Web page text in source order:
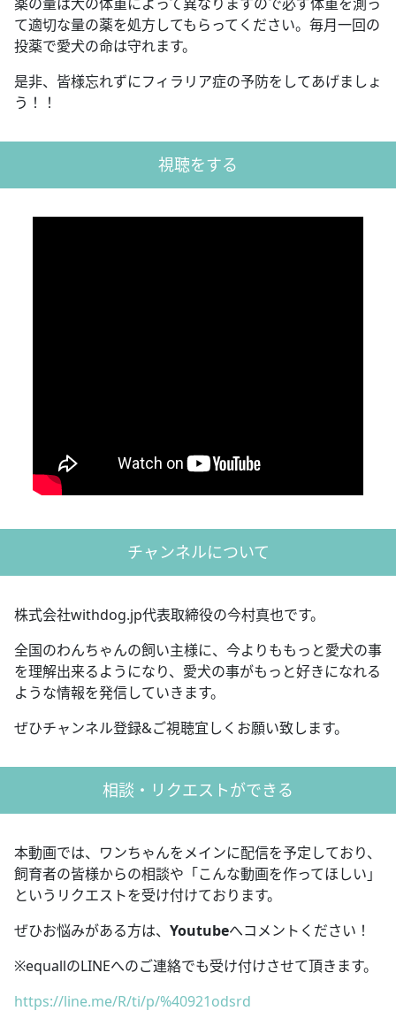
て適切な量の薬を処方してもらってください。毎月一回の
投薬で愛犬の命は守れます。
是非、皆様忘れずにフィラリア症の予防をしてあげましょ
う！！
視聴をする
チャンネルについて
株式会社withdog.jp代表取締役の今村真也です。
全国のわんちゃんの飼い主様に、今よりももっと愛犬の事
を理解出来るようになり、愛犬の事がもっと好きになれる
ような情報を発信していきます。
ぜひチャンネル登録&ご視聴宜しくお願い致します。
相談・リクエストができる
本動画では、ワンちゃんをメインに配信を予定しており、
飼育者の皆様からの相談や「こんな動画を作ってほしい」
というリクエストを受け付けております。
ぜひお悩みがある方は、 Youtubeへコメントください！
※equallのLINEへのご連絡でも受け付けさせて頂きます。
https://line.me/R/ti/p/%40921odsrd